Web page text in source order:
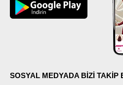
SOSYAL MEDYADA BİZİ TAKİP